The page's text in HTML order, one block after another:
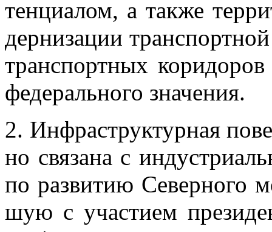
тен­ци­а­лом, а та­к­же
дер­ни­за­ции
транс­порт­ных
фе­де­раль­но­го зна­че­ния.
2. Ин­фра­струк­тур­ная
но свя­за­на с
по раз­ви­тию Се­вер­но­го
шую с уча­сти­ем